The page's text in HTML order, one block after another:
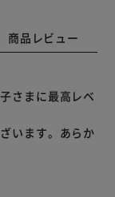
商品レビュー
さまに最高レベ
います。あらか